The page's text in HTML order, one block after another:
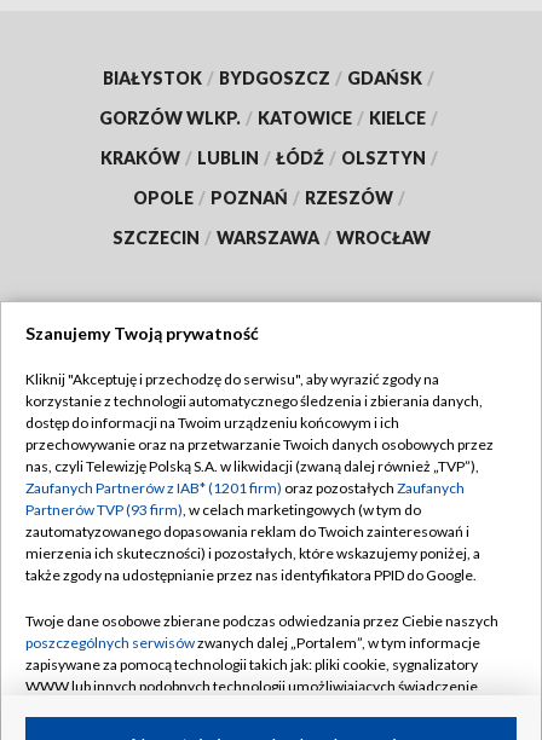
BIAŁYSTOK / BYDGOSZCZ / GDAŃSK /
GORZÓW WLKP. / KATOWICE / KIELCE /
KRAKÓW / LUBLIN / ŁÓDŹ / OLSZTYN /
OPOLE / POZNAŃ / RZESZÓW /
SZCZECIN / WARSZAWA / WROCŁAW
TVP
Abonament TVP
Emisja w TVP
Centrum informacji TVP
Naziemna Telewizja Cyfrowa
Rada Programowa
System NOS
Informacje o nadawcy
Regulamin TVP
Polityka prywatności
Moje zgody
Pomoc
Kontakt
Kanały
Szanujemy Twoją prywatność
Kliknij "Akceptuję i przechodzę do serwisu", aby wyrazić zgody na
korzystanie z technologii automatycznego śledzenia i zbierania danych,
dostęp do informacji na Twoim urządzeniu końcowym i ich
przechowywanie oraz na przetwarzanie Twoich danych osobowych przez
nas, czyli Telewizję Polską S.A. w likwidacji (zwaną dalej również „TVP”),
Zaufanych Partnerów z IAB* (1201 firm) oraz pozostałych Zaufanych
Partnerów TVP (93 firm), w celach marketingowych (w tym do
zautomatyzowanego dopasowania reklam do Twoich zainteresowań i
mierzenia ich skuteczności) i pozostałych, które wskazujemy poniżej, a
także zgody na udostępnianie przez nas identyfikatora PPID do Google.
Twoje dane osobowe zbierane podczas odwiedzania przez Ciebie naszych
poszczególnych serwisówzwanych dalej „Portalem”, w tym informacje
zapisywane za pomocą technologii takich jak: pliki cookie, sygnalizatory
WWW lub innych podobnych technologii umożliwiających świadczenie